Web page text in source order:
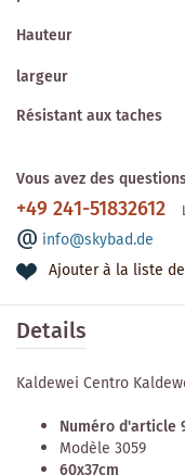
Hauteur
largeur
Résistant aux taches
Vous avez des
+49 241-51832612
info@skybad.de
Ajouter à la liste
Details
Kaldewei Centro
Numéro d'article
Modèle 3059